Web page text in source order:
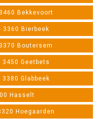
Bekkevoort
3360 Bierbeek
Boutersem
Geetbets
Glabbeek
Hasselt
Hoegaarden